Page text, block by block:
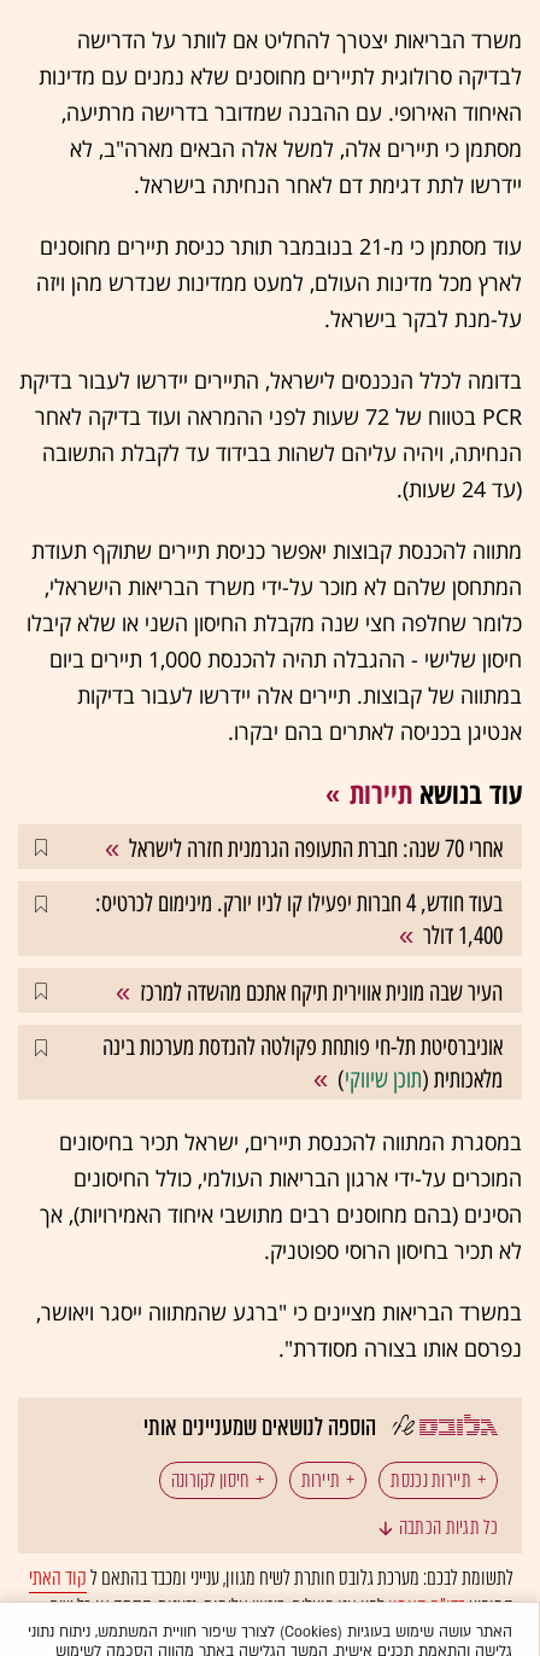
משרד הבריאות יצטרך להחליט אם לוותר על הדרישה
לבדיקה סרולוגית לתיירים מחוסנים שלא נמנים עם מדינות
האיחוד האירופי. עם ההבנה שמדובר בדרישה מרתיעה,
מסתמן כי תיירים אלה, למשל אלה הבאים מארה"ב, לא
יידרשו לתת דגימת דם לאחר הנחיתה בישראל.
עוד מסתמן כי מ-21 בנובמבר תותר כניסת תיירים מחוסנים
לארץ מכל מדינות העולם, למעט ממדינות שנדרש מהן ויזה
על-מנת לבקר בישראל.
בדומה לכלל הנכנסים לישראל, התיירים יידרשו לעבור בדיקת
PCR בטווח של 72 שעות לפני ההמראה ועוד בדיקה לאחר
הנחיתה, ויהיה עליהם לשהות בבידוד עד לקבלת התשובה
(עד 24 שעות).
מתווה להכנסת קבוצות יאפשר כניסת תיירים שתוקף תעודת
המתחסן שלהם לא מוכר על-ידי משרד הבריאות הישראלי,
כלומר שחלפה חצי שנה מקבלת החיסון השני או שלא קיבלו
חיסון שלישי - ההגבלה תהיה להכנסת 1,000 תיירים ביום
במתווה של קבוצות. תיירים אלה יידרשו לעבור בדיקות
אנטיגן בכניסה לאתרים בהם יבקרו.
עוד בנושא תיירות
אחרי 70 שנה: חברת התעופה הגרמנית חזרה לישראל
בעוד חודש, 4 חברות יפעילו קו לניו יורק. מינימום לכרטיס:
1,400 דולר
העיר שבה מונית אווירית תיקח אתכם מהשדה למרכז
אוניברסיטת תל-חי פותחת פקולטה להנדסת מערכות בינה
מלאכותית (תוכן שיווקי)
במסגרת המתווה להכנסת תיירים, ישראל תכיר בחיסונים
המוכרים על-ידי ארגון הבריאות העולמי, כולל החיסונים
הסינים (בהם מחוסנים רבים מתושבי איחוד האמירויות), אך
לא תכיר בחיסון הרוסי ספוטניק.
במשרד הבריאות מציינים כי "ברגע שהמתווה ייסגר ויאושר,
נפרסם אותו בצורה מסודרת".
הוספה לנושאים שמעניינים אותי
תיירות נכנסת תיירות חיסון לקורונה
כל תגיות הכתבה
לתשומת לבכם: מערכת גלובס חותרת לשיח מגוון, ענייני ומכבד בהתאם לקוד האתי
המופיעבדו"ח האמוןלפיו אנו פועלים. ביטויי אלימות, גזענות, הסתה או כל שיח
בלתי הולם אחר מסוננים בצורהאוטומטיתולא יפורסמו באתר.
האתר עושה שימוש בעוגיות (Cookies) לצורך שיפור חוויית המשתמש, ניתוח נתוני
גלישה והתאמת תכנים אישית. המשך הגלישה באתר מהווה הסכמה לשימוש